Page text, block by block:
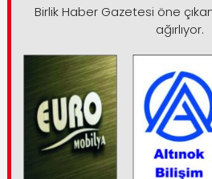
Birlik Haber Gazetesi öne
ağırlıyor.